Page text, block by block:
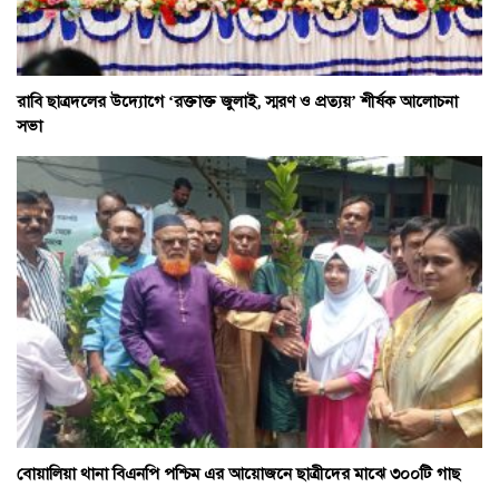
রাবি ছাত্রদলের উদ্যোগে ‘রক্তাক্ত জুলাই, স্মরণ ও প্রত্যয়’ শীর্ষক আলোচনা
সভা
বোয়ালিয়া থানা বিএনপি পশ্চিম এর আয়োজনে ছাত্রীদের মাঝে ৩০০টি গাছ